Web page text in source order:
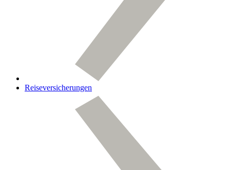
Reiseversicherungen